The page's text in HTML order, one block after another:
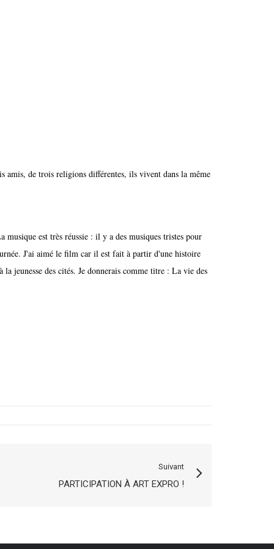
amis, de trois religions différentes, ils vivent dans la même
musique est très réussie : il y a des musiques tristes pour
J'ai aimé le film car il est fait à partir d'une histoire
jeunesse des cités. Je donnerais comme titre : La vie des
Suivant
PARTICIPATION À ART EXPRO !